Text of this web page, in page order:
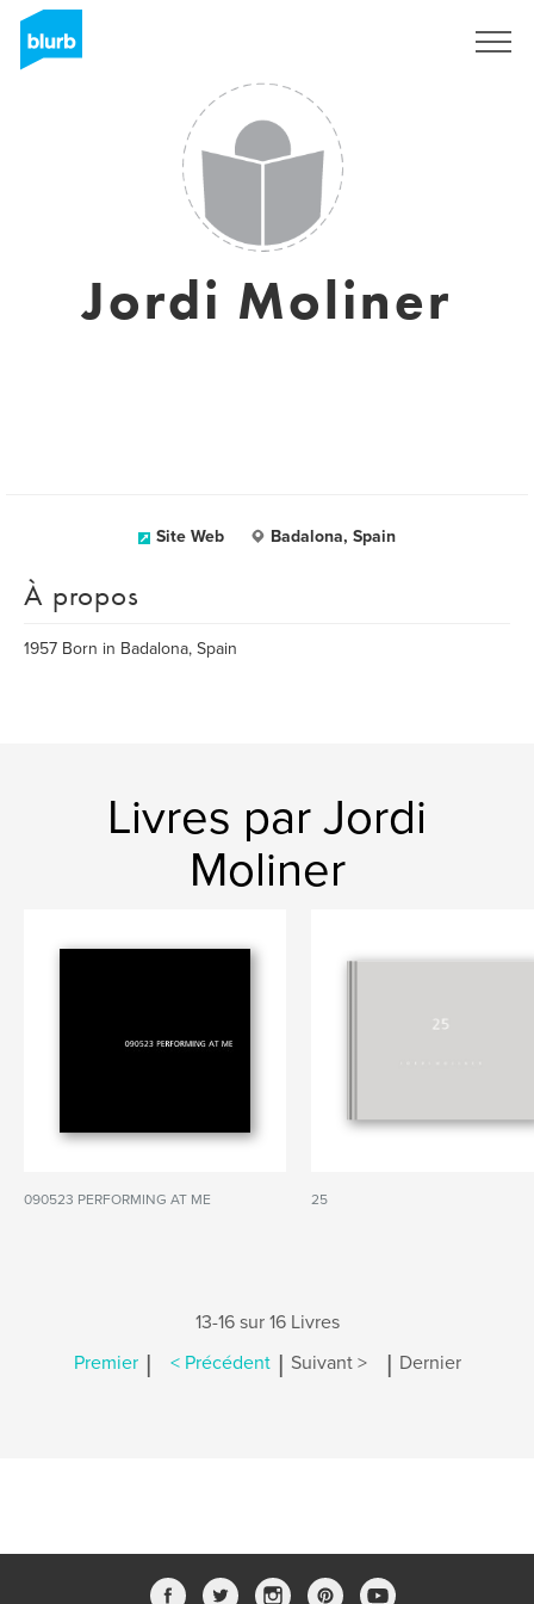
Jordi Moliner
Site Web Badalona, Spain
À propos
1957 Born in Badalona, Spain
Livres par Jordi
Moliner
090523 PERFORMING AT ME 25
13-16 sur 16 Livres
Premier | < Précédent | Suivant > | Dernier